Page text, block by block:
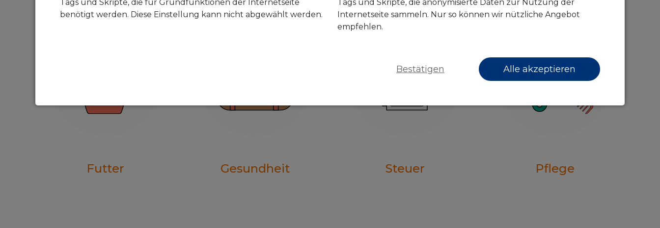
Futter Gesundheit Steuer Pflege
Tags und Skripte, die für Grundfunktionen der Internetseite
benötigt werden. Diese Einstellung kann nicht abgewählt werden.
Tags und Skripte, die anonymisierte Daten zur Nutzung der
Internetseite sammeln. Nur so können wir nützliche Angebot
empfehlen.
Bestätigen Alle akzeptieren